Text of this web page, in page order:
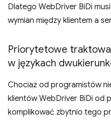
Dlatego WebDriver BiDi
wymian między klientem a
Priorytetowe
w językach
Chociaż od programistów
klientów WebDriver BiDi od
komplikować zbytnio tego